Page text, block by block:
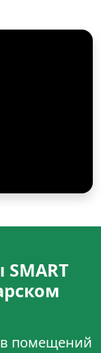
помещений